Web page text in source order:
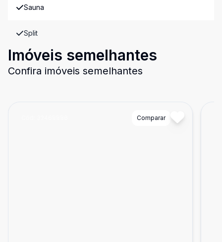
Sauna
Split
Imóveis semelhantes
Confira imóveis semelhantes
Comparar